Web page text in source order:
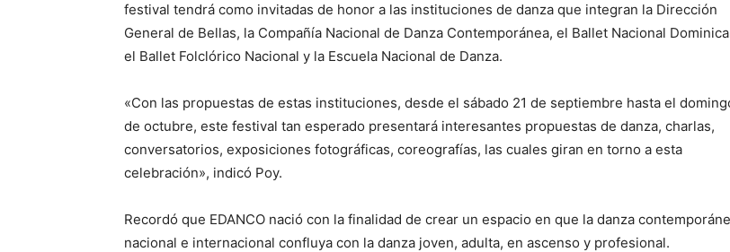
festival tendrá como invitadas de honor a las instituciones de danza que integran la Dirección
General de Bellas, la Compañía Nacional de Danza Contemporánea, el Ballet Nacional
el Ballet Folclórico Nacional y la Escuela Nacional de Danza.
«Con las propuestas de estas instituciones, desde el sábado 21 de septiembre hasta el
de octubre, este festival tan esperado presentará interesantes propuestas de danza, charlas,
conversatorios, exposiciones fotográficas, coreografías, las cuales giran en torno a esta
celebración», indicó Poy.
Recordó que EDANCO nació con la finalidad de crear un espacio en que la danza
nacional e internacional confluya con la danza joven, adulta, en ascenso y profesional.